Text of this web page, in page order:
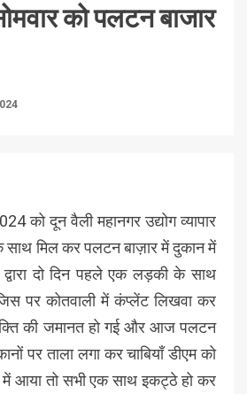
को पलटन बाजार
को दून वैली महानगर उद्योग व्यापार
मिल कर पलटन बाज़ार में दुकान में
द्वारा दो दिन पहले एक लड़की के साथ
पर कोतवाली में कंप्लेंट लिखवा कर
की जमानत हो गई और आज पलटन
पर ताला लगा कर चाबियाँ डीएम को
में आया तो सभी एक साथ इकट्ठे हो कर